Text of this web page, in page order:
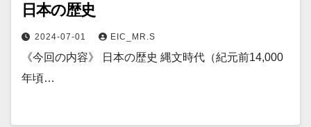
日本の歴史
2024-07-01 EIC_MR.S
《今回の内容》 日本の歴史 縄文時代（紀元前14,000
年頃…